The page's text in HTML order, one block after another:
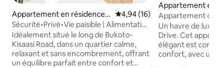
Appartement en résidence ⋅
Kampala
Évaluation moyenne sur la
4,94 (16)
Sécurité•Privé•Vie paisible | Alimentation
de secours 24h/24
Idéalement situé le long de Bukoto-
Kisaasi Road, dans un quartier calme,
relaxant et sans encombrement, offrant
un équilibre parfait entre confort et
Appartement en
Kololo
Appartement de
Escapade au bord
Un havre de luxe
Drive. Cet
élégant est
confort, avec